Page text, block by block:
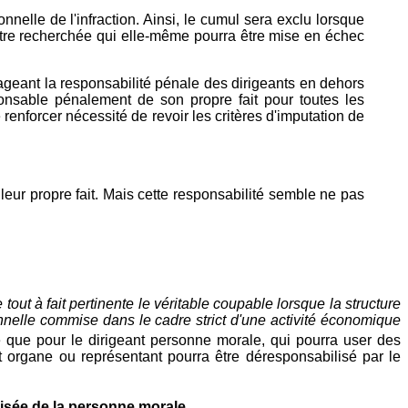
de l'infraction. Ainsi, le cumul sera exclu lorsque
recherchée qui elle-même pourra être mise en échec
la responsabilité pénale des dirigeants en dehors
pénalement de son propre fait pour toutes les
nécessité de revoir les critères d'imputation de
propre fait. Mais cette responsabilité semble ne pas
à fait pertinente le véritable coupable lorsque la structure
commise dans le cadre strict d'une activité économique
pour le dirigeant personne morale, qui pourra user des
ou représentant pourra être déresponsabilisé par le